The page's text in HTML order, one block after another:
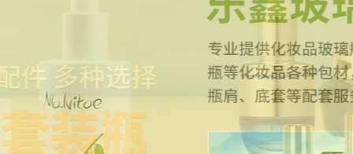
香水包装瓶
化妆品玻璃瓶
膏霜瓶 玻璃瓶
分装瓶 化妆品包材